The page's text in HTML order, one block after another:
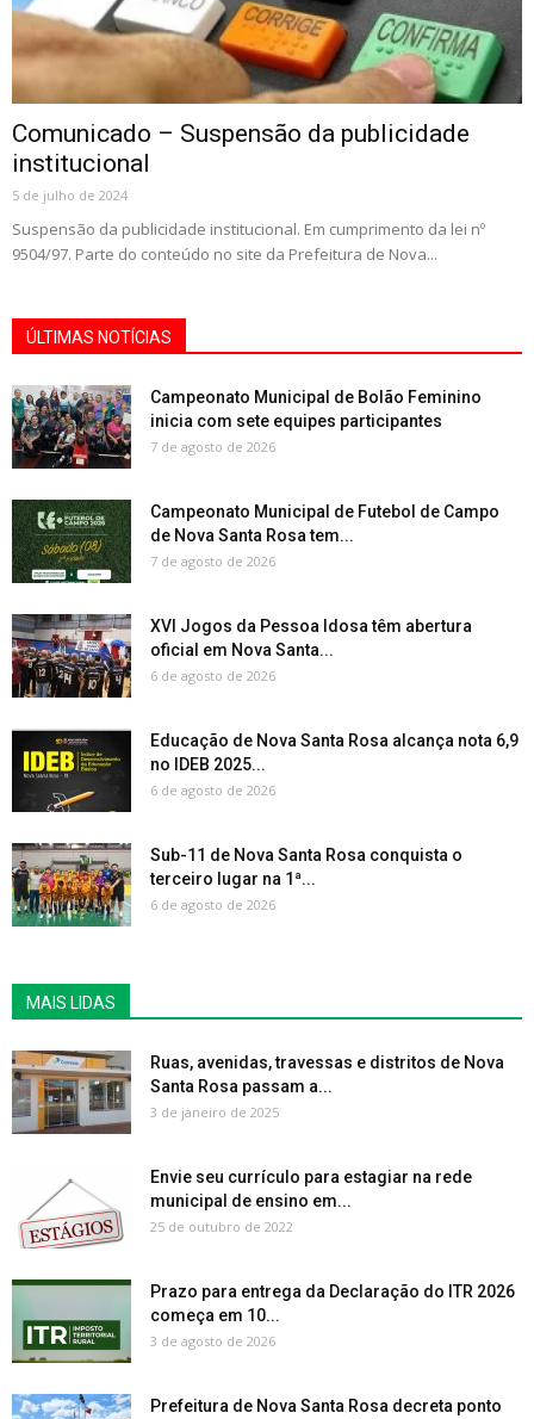
Comunicado – Suspensão da publicidade
institucional
5 de julho de 2024
Suspensão da publicidade institucional. Em cumprimento da lei nº
9504/97. Parte do conteúdo no site da Prefeitura de Nova...
ÚLTIMAS NOTÍCIAS
Campeonato Municipal de Bolão Feminino
inicia com sete equipes participantes
7 de agosto de 2026
Campeonato Municipal de Futebol de Campo
de Nova Santa Rosa tem...
7 de agosto de 2026
XVI Jogos da Pessoa Idosa têm abertura
oficial em Nova Santa...
6 de agosto de 2026
Educação de Nova Santa Rosa alcança nota 6,9
no IDEB 2025...
6 de agosto de 2026
Sub-11 de Nova Santa Rosa conquista o
terceiro lugar na 1ª...
6 de agosto de 2026
MAIS LIDAS
Ruas, avenidas, travessas e distritos de Nova
Santa Rosa passam a...
3 de janeiro de 2025
Envie seu currículo para estagiar na rede
municipal de ensino em...
25 de outubro de 2022
Prazo para entrega da Declaração do ITR 2026
começa em 10...
3 de agosto de 2026
Prefeitura de Nova Santa Rosa decreta ponto